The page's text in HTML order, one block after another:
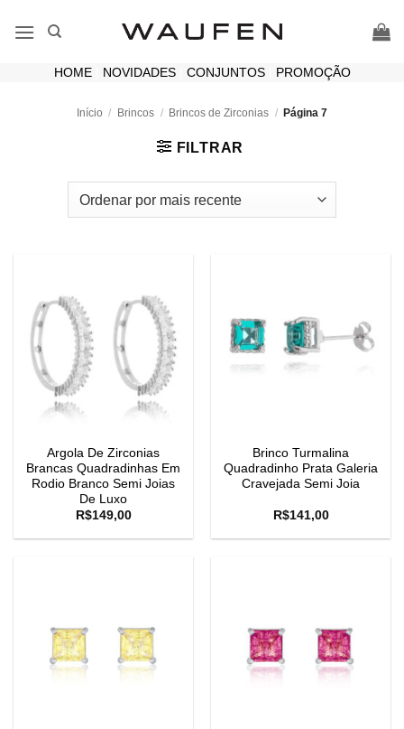
HOME| NOVIDADES| CONJUNTOS| PROMOÇÃO
Início / Brincos / Brincos de Zirconias / Página 7
FILTRAR
Argola De Zirconias
Brancas Quadradinhas Em
Rodio Branco Semi Joias
De Luxo
R$149,00
Brinco Turmalina
Quadradinho Prata Galeria
Cravejada Semi Joia
R$141,00